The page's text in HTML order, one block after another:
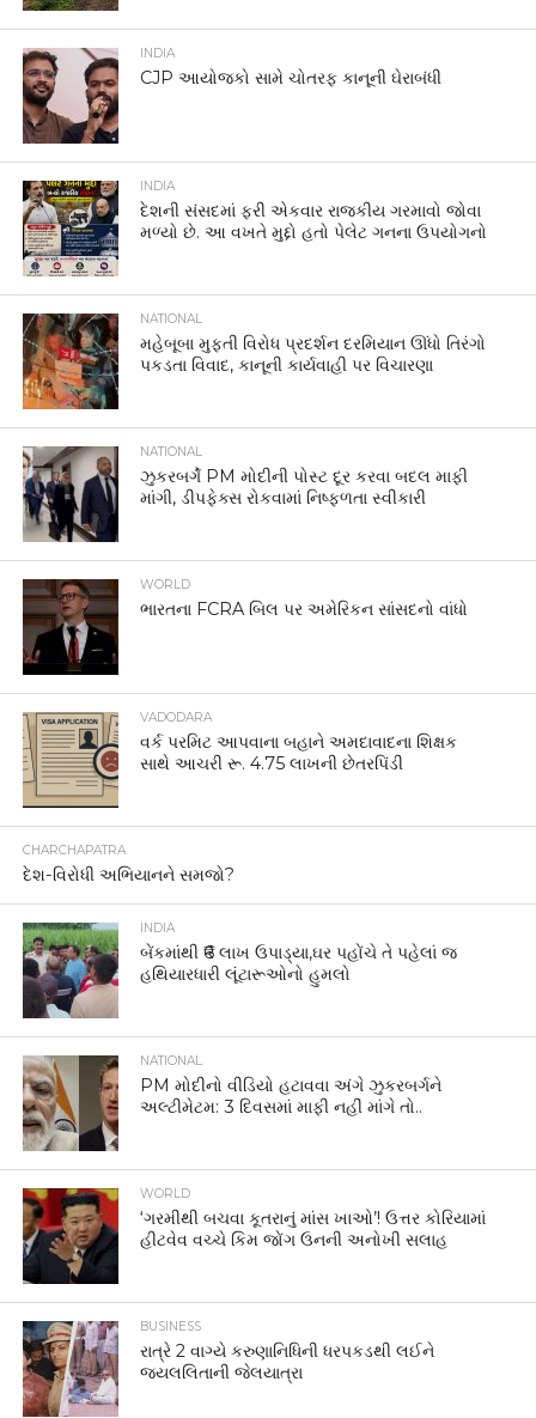
INDIA
CJP આયોજકો સામે ચોતરફ કાનૂની ઘેરાબંધી
INDIA
દેશની સંસદમાં ફરી એકવાર રાજકીય ગરમાવો જોવા
મળ્યો છે. આ વખતે મુદ્દો હતો પેલેટ ગનના ઉપયોગનો
NATIONAL
મહેબૂબા મુફ્તી વિરોધ પ્રદર્શન દરમિયાન ઊંધો તિરંગો
પકડતા વિવાદ, કાનૂની કાર્યવાહી પર વિચારણા
NATIONAL
ઝુકરબર્ગે PM મોદીની પોસ્ટ દૂર કરવા બદલ માફી
માંગી, ડીપફેક્સ રોકવામાં નિષ્ફળતા સ્વીકારી
WORLD
ભારતના FCRA બિલ પર અમેરિકન સાંસદનો વાંધો
VADODARA
વર્ક પરમિટ આપવાના બહાને અમદાવાદના શિક્ષક
સાથે આચરી રૂ. 4.75 લાખની છેતરપિંડી
CHARCHAPATRA
દેશ-વિરોધી અભિયાનને સમજો?
INDIA
બેંકમાંથી ₹6 લાખ ઉપાડ્યા,ઘર પહોંચે તે પહેલાં જ
હથિયારધારી લૂંટારૂઓનો હુમલો
NATIONAL
PM મોદીનો વીડિયો હટાવવા અંગે ઝુકરબર્ગને
અલ્ટીમેટમ: 3 દિવસમાં માફી નહીં માંગે તો..
WORLD
‘ગરમીથી બચવા કૂતરાનું માંસ ખાઓ’! ઉત્તર કોરિયામાં
હીટવેવ વચ્ચે કિમ જોંગ ઉનની અનોખી સલાહ
BUSINESS
રાત્રે 2 વાગ્યે કરુણાનિધિની ધરપકડથી લઈને
જયલલિતાની જેલયાત્રા